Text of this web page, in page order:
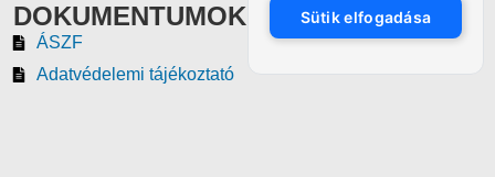
DOKUMENTUMOK
ÁSZF
Adatvédelemi tájékoztató
Sütik elfogadása